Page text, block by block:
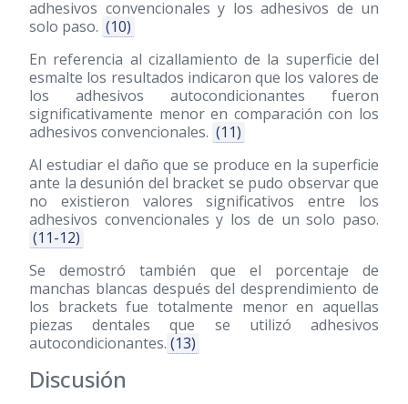
adhesivos convencionales y los adhesivos de un
solo paso. (10)
En referencia al cizallamiento de la superficie del
esmalte los resultados indicaron que los valores de
los adhesivos autocondicionantes fueron
significativamente menor en comparación con los
adhesivos convencionales. (11)
Al estudiar el daño que se produce en la superficie
ante la desunión del bracket se pudo observar que
no existieron valores significativos entre los
adhesivos convencionales y los de un solo paso.
(11-12)
Se demostró también que el porcentaje de
manchas blancas después del desprendimiento de
los brackets fue totalmente menor en aquellas
piezas dentales que se utilizó adhesivos
autocondicionantes. (13)
Discusión